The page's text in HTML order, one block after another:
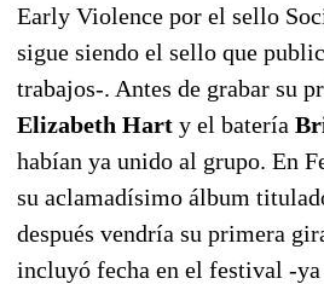
Early Violence por el sello
sigue siendo el sello que
trabajos-. Antes de grabar su
Elizabeth Hart y el batería
habían ya unido al grupo. En
su aclamadísimo álbum
después vendría su primera
incluyó fecha en el festival -ya